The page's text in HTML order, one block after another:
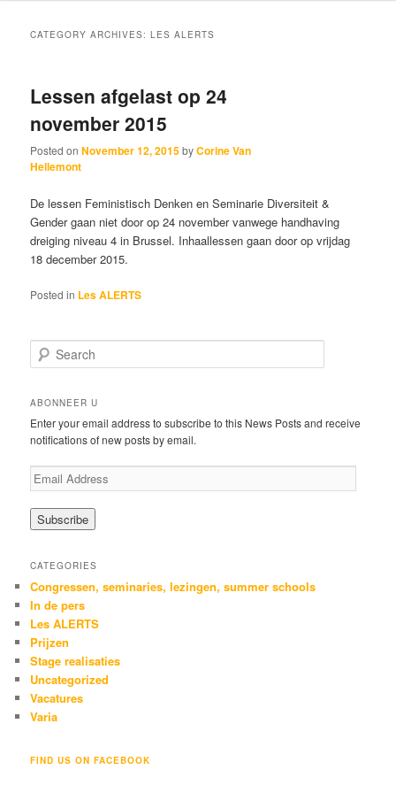
content
content
CATEGORY ARCHIVES:LES ALERTS
Lessen afgelast op 24
november 2015
Posted onNovember 12, 2015byCorine Van
Hellemont
De lessen Feministisch Denken en Seminarie Diversiteit &
Gender gaan niet door op 24 november vanwege handhaving
dreiging niveau 4 in Brussel. Inhaallessen gaan door op vrijdag
18 december 2015.
Posted in Les ALERTS
e
r
h
ABONNEER U
Enter your email address to subscribe to this News Posts and receive
notifications of new posts by email.
E
m
a
i
d
r
e
s
s
CATEGORIES
Congressen, seminaries, lezingen, summer schools
In de pers
Les ALERTS
Prijzen
Stage realisaties
Uncategorized
Vacatures
Varia
FIND US ON FACEBOOK